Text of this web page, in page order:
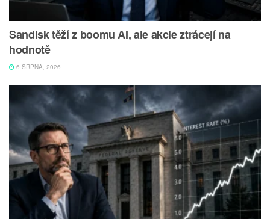
Sandisk těží z boomu AI, ale akcie ztrácejí na
hodnotě
6 SRPNA, 2026